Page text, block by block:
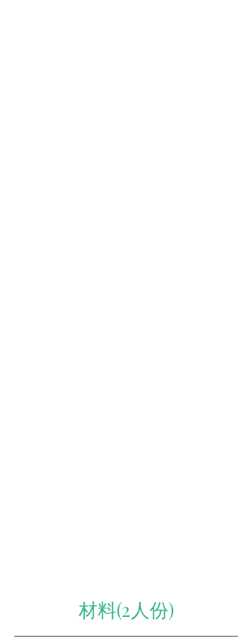
材料(2人份)